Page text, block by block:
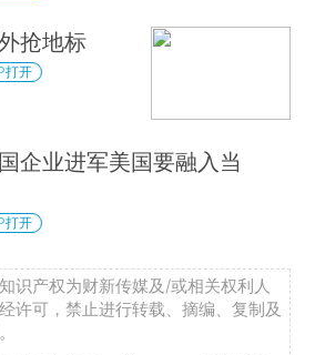
抢地标
打开
企业进军美国要融入当
打开
识产权为财新传媒及/或相关权利人
许可，禁止进行转载、摘编、复制及